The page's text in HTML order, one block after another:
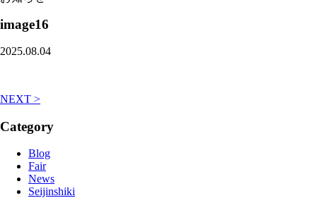
image16
2025.08.04
NEXT >
Category
Blog
Fair
News
Seijinshiki